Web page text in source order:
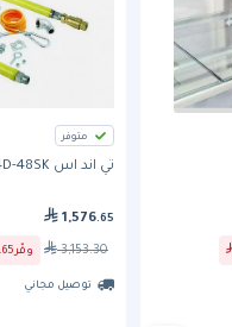
متوفر
تي اند اس HG-4D-48SK
1,576.65
3,153.30 وفّر
توصيل مجاني